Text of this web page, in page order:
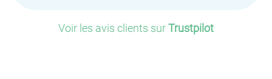
Voir les avis clients surTrustpilot